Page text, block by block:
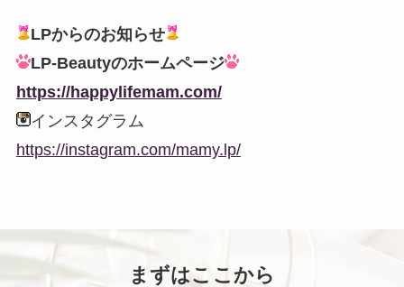
LPからのお知らせ
LP-Beautyのホームページ
https://happylifemam.com/
インスタグラム
https://instagram.com/mamy.lp/
まずはここから